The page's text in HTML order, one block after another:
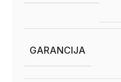
GARANCIJA